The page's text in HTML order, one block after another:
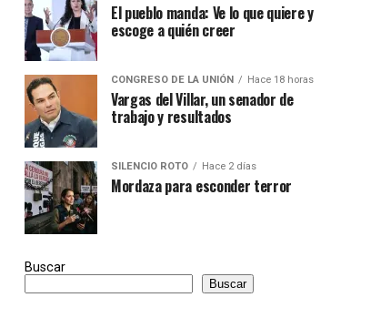
El pueblo manda: Ve lo que quiere y
escoge a quién creer
CONGRESO DE LA UNIÓN Hace 18 horas
Vargas del Villar, un senador de
trabajo y resultados
SILENCIO ROTO Hace 2 días
Mordaza para esconder terror
Buscar
Buscar